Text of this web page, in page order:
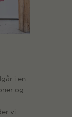
i en
og
vi